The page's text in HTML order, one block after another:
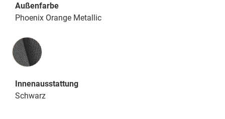
Außenfarbe
Phoenix Orange Metallic
Innenausstattung
Innenausstattung
Schwarz